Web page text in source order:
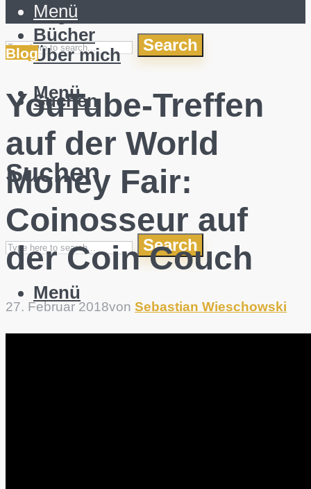
Search
Menü
English
Bücher
Über mich
Suchen
Suchen
Search
Menü
Menü
Blog
YouTube-Treffen
auf der World
Money Fair:
Coinosseur auf
der Coin Couch
27. Februar 2018von Sebastian Wieschowski